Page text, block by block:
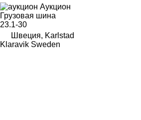
Аукцион
Грузовая шина
23.1-30
Швеция, Karlstad
Klaravik Sweden